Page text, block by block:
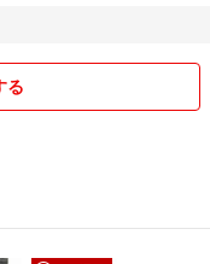
許を取得している店舗よ
にご連絡ください
る